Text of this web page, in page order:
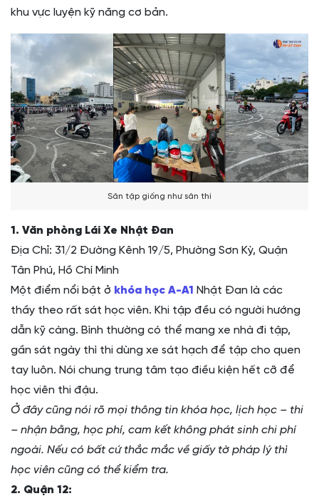
khu vực luyện kỹ năng cơ bản.
Sân tập giống như sân thi
1. Văn phòng Lái Xe Nhật Đan
Địa Chỉ: 31/2 Đường Kênh 19/5, Phường Sơn Kỳ, Quận
Tân Phú, Hồ Chí Minh
Một điểm nổi bật ở khóa học A-A1 Nhật Đan là các
thầy theo rất sát học viên. Khi tập đều có người hướng
dẫn kỹ càng. Bình thường có thể mang xe nhà đi tập,
gần sát ngày thì thi dùng xe sát hạch để tập cho quen
tay luôn. Nói chung trung tâm tạo điều kiện hết cỡ để
học viên thi đậu.
Ở đây cũng nói rõ mọi thông tin khóa học, lịch học – thi
– nhận bằng, học phí, cam kết không phát sinh chi phí
ngoài. Nếu có bất cứ thắc mắc về giấy tờ pháp lý thì
học viên cũng có thể kiểm tra.
2. Quận 12: